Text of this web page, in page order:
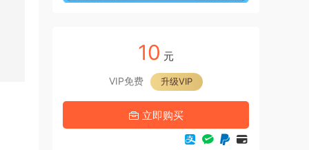
10 元
VIP免费 升级VIP
立即购买